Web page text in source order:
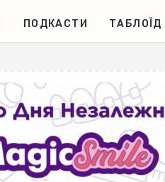
ПОДКАСТИ ТАБЛОЇД